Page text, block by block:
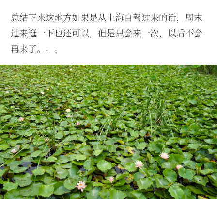
总结下来这地方如果是从上海自驾过来的话，周末
过来逛一下也还可以，但是只会来一次，以后不会
再来了。。。